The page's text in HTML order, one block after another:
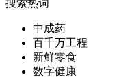
搜索热词
中成药
百千万工程
新鲜零食
数字健康